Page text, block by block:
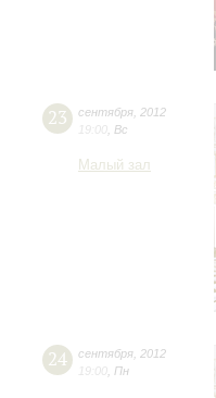
23 сентября 2012
19:00 Вс
Малый зал
24 сентября 2012
19:00 Пн